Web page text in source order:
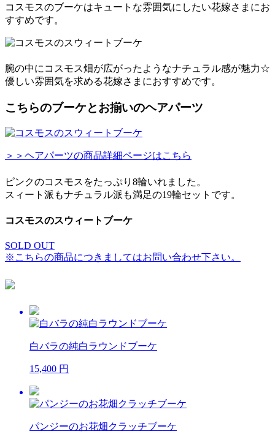
コスモスのブーケはキュートな雰囲気にしたい花嫁さまにお
すすめです。
腕の中にコスモス畑が広がったようなナチュラル感が魅力☆
優しい雰囲気を求める花嫁さまにおすすめです。
こちらのブーケとお揃いのヘアパーツ
＞＞ヘアパーツの商品詳細ページはこちら
ピンクのコスモスをたっぷり8輪いれました。
スィート派もナチュラル派も満足の19輪セットです。
コスモスのスウィートブーケ
SOLD OUT
※こちらの商品につきましてはお問い合わせ下さい。
白バラの純白ラウンドブーケ
15,400 円
パンジーのお花畑クラッチブーケ